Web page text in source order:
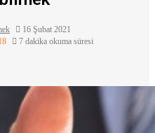
16 Şubat 2021
7 dakika okuma süresi